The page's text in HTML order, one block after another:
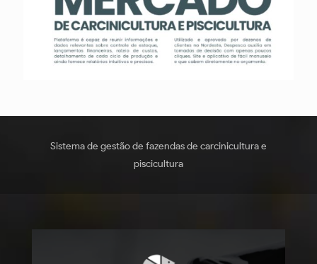
Sistema de gestão de fazendas de carcinicultura e
piscicultura